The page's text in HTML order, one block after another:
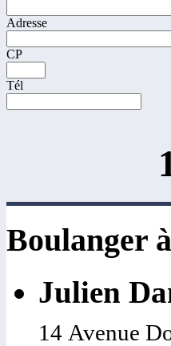
Adresse
CP
Tél
Boulanger
Julien
14 Avenue